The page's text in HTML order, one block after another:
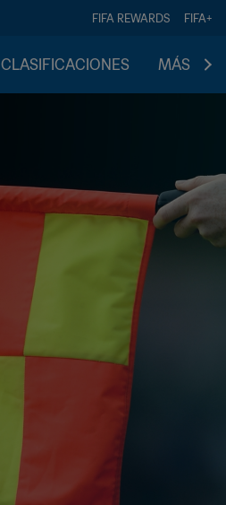
FIFA REWARDS FIFA+
CLASIFICACIONES MÁS